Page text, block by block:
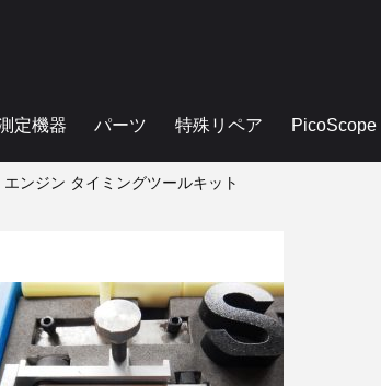
定機器 パーツ 特殊リペア PicoScope
ンジン タイミングツールキット